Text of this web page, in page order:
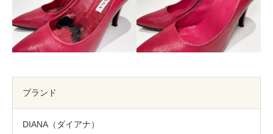
カバンの修理 時計修理・電池交換
傘修理 合鍵の作製
印鑑・はんこの作製 ダビング
店舗を探す
ブランド
DIANA（ダイアナ）